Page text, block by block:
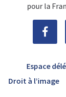
pour la
Espace
Droit à l’image